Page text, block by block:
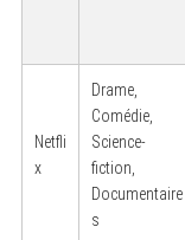
Netfli
x
Drame,
Comédie,
Science-
fiction,
Documentaire
s